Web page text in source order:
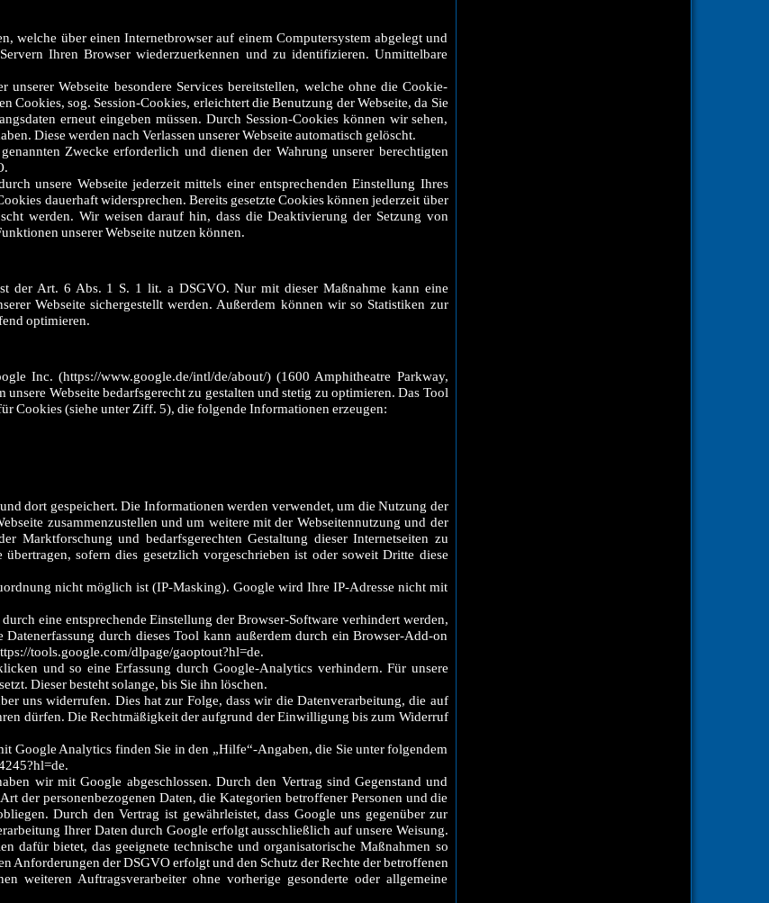
welche über einen Internetbrowser auf einem Computersystem abgelegt und
Ihren Browser wiederzuerkennen und zu identifizieren. Unmittelbare
Webseite besondere Services bereitstellen, welche ohne die Cookie-
sog. Session-Cookies, erleichtert die Benutzung der Webseite, da Sie
erneut eingeben müssen. Durch Session-Cookies können wir sehen,
Diese werden nach Verlassen unserer Webseite automatisch gelöscht.
Zwecke erforderlich und dienen der Wahrung unserer berechtigten
unsere Webseite jederzeit mittels einer entsprechenden Einstellung Ihres
dauerhaft widersprechen. Bereits gesetzte Cookies können jederzeit über
werden. Wir weisen darauf hin, dass die Deaktivierung der Setzung von
unserer Webseite nutzen können.
der Art. 6 Abs. 1 S. 1 lit. a DSGVO. Nur mit dieser Maßnahme kann eine
Webseite sichergestellt werden. Außerdem können wir so Statistiken zur
optimieren.
Inc. (https://www.google.de/intl/de/about/) (1600 Amphitheatre Parkway,
Webseite bedarfsgerecht zu gestalten und stetig zu optimieren. Das Tool
Cookies (siehe unter Ziff. 5), die folgende Informationen erzeugen:
dort gespeichert. Die Informationen werden verwendet, um die Nutzung der
zusammenzustellen und um weitere mit der Webseitennutzung und der
Marktforschung und bedarfsgerechten Gestaltung dieser Internetseiten zu
sofern dies gesetzlich vorgeschrieben ist oder soweit Dritte diese
nicht möglich ist (IP-Masking). Google wird Ihre IP-Adresse nicht mit
eine entsprechende Einstellung der Browser-Software verhindert werden,
durch dieses Tool kann außerdem durch ein Browser-Add-on
tools.google.com/dlpage/gaoptout?hl=de.
und so eine Erfassung durch Google-Analytics verhindern. Für unsere
Dieser besteht solange, bis Sie ihn löschen.
uns widerrufen. Dies hat zur Folge, dass wir die Datenverarbeitung, die auf
dürfen. Die Rechtmäßigkeit der aufgrund der Einwilligung bis zum Widerruf
Google Analytics finden Sie in den „Hilfe“-Angaben, die Sie unter folgendem
wir mit Google abgeschlossen. Durch den Vertrag sind Gegenstand und
der personenbezogenen Daten, die Kategorien betroffener Personen und die
Durch den Vertrag ist gewährleistet, dass Google uns gegenüber zur
Ihrer Daten durch Google erfolgt ausschließlich auf unsere Weisung.
dafür bietet, das geeignete technische und organisatorische Maßnahmen so
Anforderungen der DSGVO erfolgt und den Schutz der Rechte der betroffenen
weiteren Auftragsverarbeiter ohne vorherige gesonderte oder allgemeine